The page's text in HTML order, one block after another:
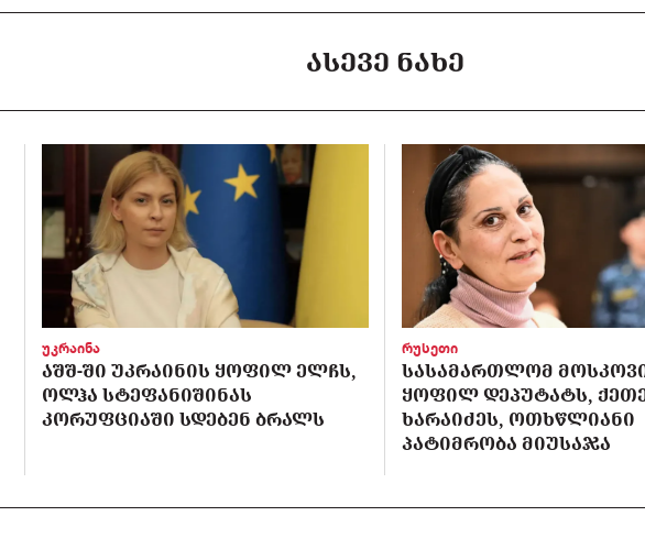
ᲐᲡᲔᲕᲔ ᲜᲐᲮᲔ
უკრაინა
ᲐᲨᲨ-ᲨᲘ ᲣᲙᲠᲐᲘᲜᲘᲡ ᲧᲝᲤᲘᲚ ᲔᲚᲩᲡ,
ᲝᲚᲰᲐ ᲡᲢᲔᲤᲐᲜᲘᲨᲘᲜᲐᲡ
ᲙᲝᲠᲣᲤᲪᲘᲐᲨᲘ ᲡᲓᲔᲑᲔᲜ ᲑᲠᲐᲚᲡ
რუსეთი
ᲡᲐᲡᲐᲛᲐᲠᲗᲚᲝᲛ
ᲧᲝᲤᲘᲚ ᲓᲔᲞᲣᲢᲐᲢᲡ,
ᲮᲐᲠᲐᲘᲫᲔᲡ, ᲝᲗᲮᲬᲚᲘᲐᲜᲘ
ᲞᲐᲢᲘᲛᲠᲝᲑᲐ ᲛᲘᲣᲡᲐᲯᲐ